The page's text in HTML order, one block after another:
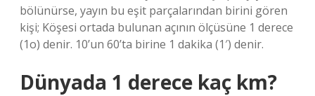
bölünürse, yayın bu eşit parçalarından birini gören
kişi; Köşesi ortada bulunan açının ölçüsüne 1 derece
(1o) denir. 10’un 60’ta birine 1 dakika (1′) denir.
Dünyada 1 derece kaç km?